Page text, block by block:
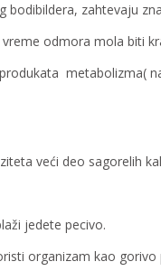
zahtevaju
odmora mola biti
metabolizma(
veći deo sagorelih
jedete pecivo.
organizam kao gorivo